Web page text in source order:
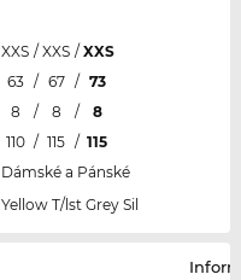
XXS / XXS / XXS
63 / 67 / 73
8 / 8 /
8
110 / 115 / 115
Dámské a Pánské
Yellow T/lst Grey Sil